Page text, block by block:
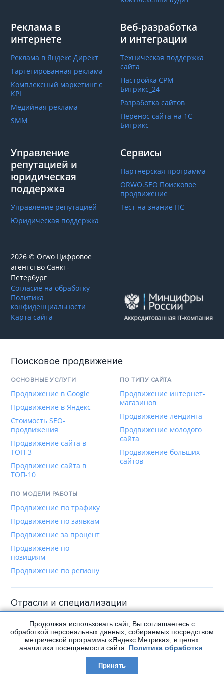
Реклама в
интернете
Реклама в Яндекс Директ
Таргетированная реклама
Комплексный маркетинг с
КРІ
Медийная реклама
SMM
Веб-разработка
и интеграции
Техническая поддержка
сайта
Настройка СРМ
Битрикс_24
Разработка сайтов
Перенос сайта на 1С-
Битрикс
Управление
репутацией и
юридическая
поддержка
Управление репутацией
Юридическая поддержка
Сервисы
Партнерская программа
ORWO.SEO Поисковое
продвижение
Тест на знание ПС
2026 © Orwo Цифровое
агентство Санкт-
Петербург
Согласие на обработку
Политика
конфиденциальности
Карта сайта
Поисковое продвижение
ОСНОВНЫЕ УСЛУГИ
Продвижение в Google
Продвижение в Яндекс
Стоимость SEO-
продвижения
Продвижение сайта в
ТОП-3
Продвижение сайта в
ТОП-10
ПО ТИПУ САЙТА
Продвижение интернет-
магазинов
Продвижение лендинга
Продвижение молодого
сайта
Продвижение больших
сайтов
ПО МОДЕЛИ РАБОТЫ
Продвижение по трафику
Продвижение по заявкам
Продвижение за процент
Продвижение по
позициям
Продвижение по региону
Отрасли и специализации
БИЗНЕС И УСЛУГИ
Производство и
оборудование
Строительство и ремонт
МЕДИЦИНА И РОЗНИЦА
Продвижение
медицинских сайтов
Продвижение
стоматологии
Продолжая использовать сайт, Вы соглашаетесь с
обработкой персональных данных, собираемых посредством
метрической программы «Яндекс.Метрика», в целях
аналитики посещаемости сайта. Политика обработки
Принять